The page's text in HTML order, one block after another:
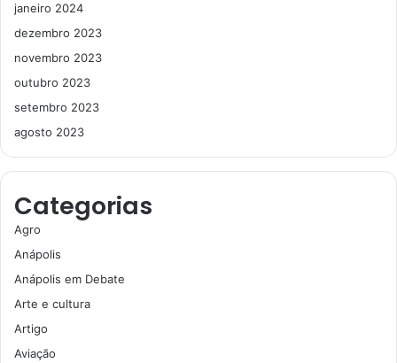
janeiro 2024
dezembro 2023
novembro 2023
outubro 2023
setembro 2023
agosto 2023
Categorias
Agro
Anápolis
Anápolis em Debate
Arte e cultura
Artigo
Aviação